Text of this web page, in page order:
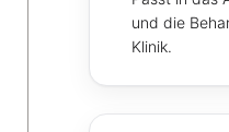
und die
Klinik.